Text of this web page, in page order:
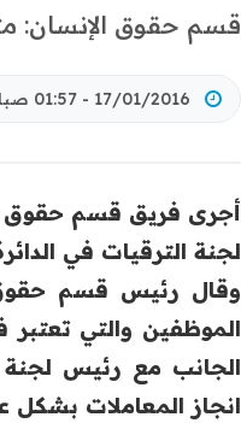
قسم حقوق الإنسان:
17/01/2016 - 01:57 صباحًا
أجرى فريق قسم حقوق
لجنة الترقيات في
وقال رئيس قسم حقوق
الموظفين والتي
انجاز المعاملات بشكل